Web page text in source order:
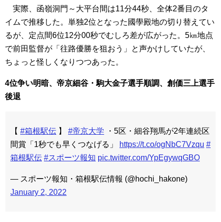
実際、函嶺洞門～大平台間は11分44秒、全体2番目のタ
イムで推移した。単独2位となった國學殿地の切り替えてい
るが、定点間6位12分00秒でむしろ差が広がった。5㎞地点
で前田監督が「往路優勝を狙おう」と声かけしていたが、
ちょっと怪しくなりつつあった。
4位争い明暗、帝京細谷・駒大金子選手順調、創価三上選手
後退
【 #箱根駅伝 】 #帝京大学 ・5区・細谷翔馬が2年連続区
間賞「1秒でも早くつなげる」
https://t.co/ogNbC7Vzqu #
箱根駅伝 #スポーツ報知 pic.twitter.com/YpEgywqGBO
— スポーツ報知・箱根駅伝情報 (@hochi_hakone)
January 2, 2022